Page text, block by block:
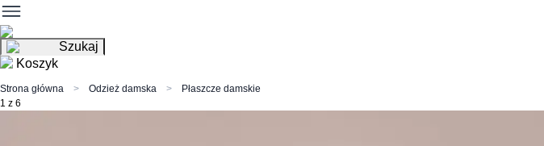
Szukaj
Koszyk
Strona główna Odzież damska
Płaszcze damskie
1 z 6